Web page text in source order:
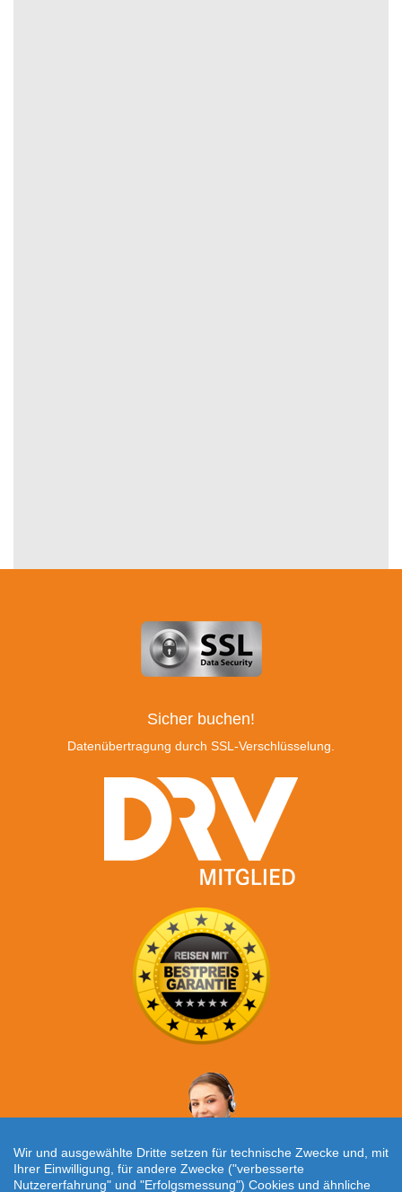
Sicher buchen!
Datenübertragung durch SSL-Verschlüsselung.
Wir und ausgewählte Dritte setzen für technische Zwecke und, mit
Ihrer Einwilligung, für andere Zwecke ("verbesserte
Nutzererfahrung" und "Erfolgsmessung") Cookies und ähnliche